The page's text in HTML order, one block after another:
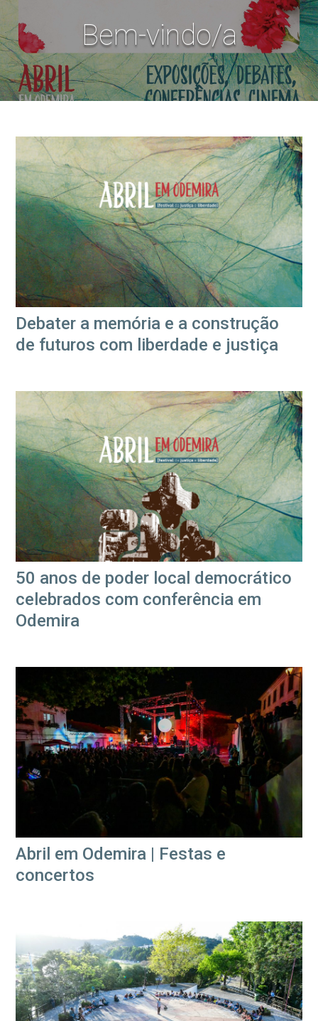
Bem-vindo/a
Debater a memória e a construção
de futuros com liberdade e justiça
50 anos de poder local democrático
celebrados com conferência em
Odemira
Abril em Odemira | Festas e
concertos